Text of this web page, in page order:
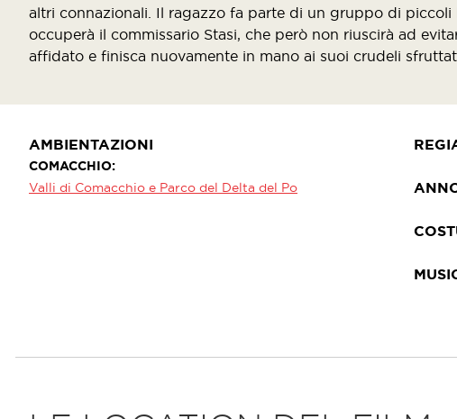
altri connazionali. Il ragazzo fa parte di un gruppo di
occuperà il commissario Stasi, che però non riuscirà ad
affidato e finisca nuovamente in mano ai suoi crudeli
AMBIENTAZIONI
COMACCHIO
Valli di Comacchio e Parco del Delta del Po